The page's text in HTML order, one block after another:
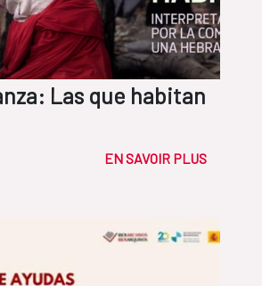
Las que habitan
EN SAVOIR PLUS